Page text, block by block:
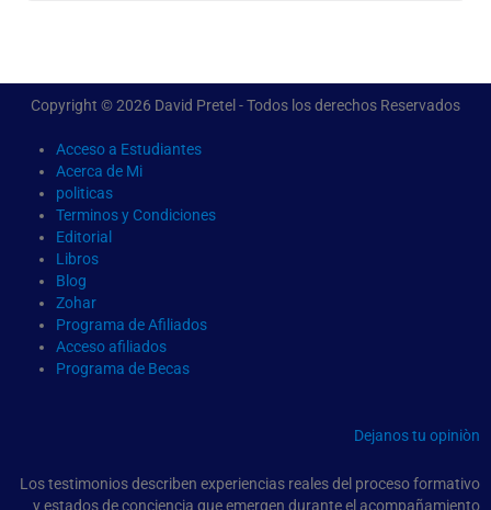
Copyright © 2026 David Pretel - Todos los derechos Reservados
Acceso a Estudiantes
Acerca de Mi
politicas
Terminos y Condiciones
Editorial
Libros
Blog
Zohar
Programa de Afiliados
Acceso afiliados
Programa de Becas
Dejanos tu opiniòn
Los testimonios describen experiencias reales del proceso formativo
y estados de conciencia que emergen durante el acompañamiento